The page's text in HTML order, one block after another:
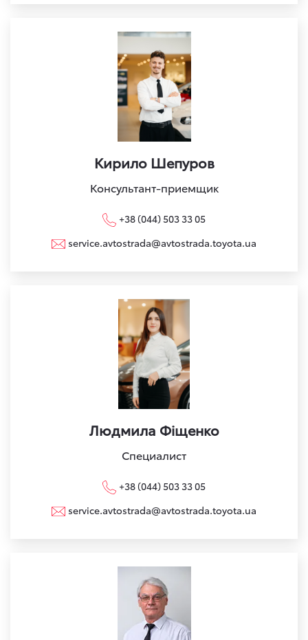
Кирило Шепуров
Консультант-приемщик
+38 (044) 503 33 05
service.avtostrada@avtostrada.toyota.ua
Людмила Фіщенко
Специалист
+38 (044) 503 33 05
service.avtostrada@avtostrada.toyota.ua